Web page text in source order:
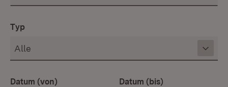
Typ
Datum (von) Datum (bis)